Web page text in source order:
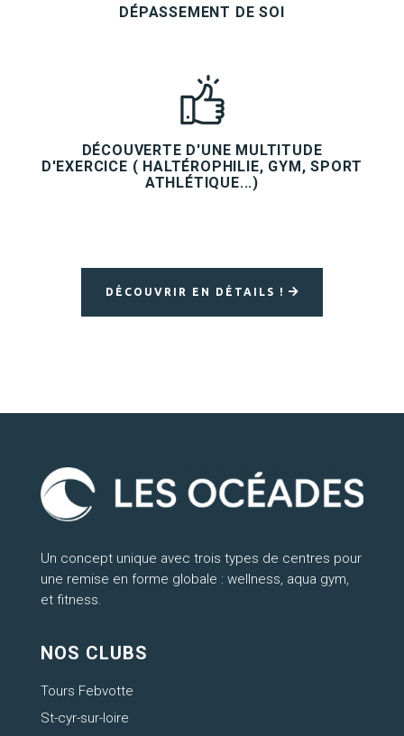
DÉPASSEMENT DE SOI
DÉCOUVERTE D'UNE MULTITUDE
D'EXERCICE ( HALTÉROPHILIE, GYM, SPORT
ATHLÉTIQUE...)
DÉCOUVRIR EN DÉTAILS !
Un concept unique avec trois types de centres pour
une remise en forme globale : wellness, aqua gym,
et fitness.
NOS CLUBS
Tours Febvotte
St-cyr-sur-loire